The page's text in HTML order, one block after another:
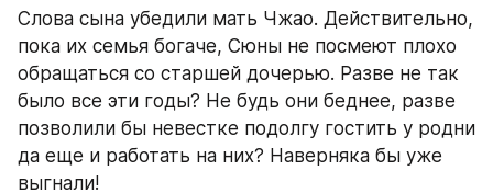
Слова сына убедили мать Чжао. Действительно,
пока их семья богаче, Сюны не посмеют плохо
обращаться со старшей дочерью. Разве не так
было все эти годы? Не будь они беднее, разве
позволили бы невестке подолгу гостить у родни
да еще и работать на них? Наверняка бы уже
выгнали!